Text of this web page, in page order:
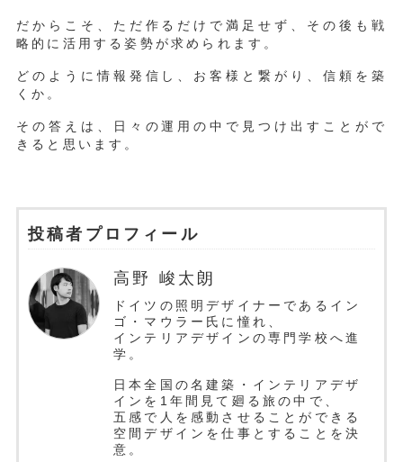
だからこそ、ただ作るだけで満足せず、その後も戦
略的に活用する姿勢が求められます。
どのように情報発信し、お客様と繋がり、信頼を築
くか。
その答えは、日々の運用の中で見つけ出すことがで
きると思います。
投稿者プロフィール
高野 峻太朗
ドイツの照明デザイナーであるイン
ゴ・マウラー氏に憧れ、
インテリアデザインの専門学校へ進
学。
日本全国の名建築・インテリアデザ
インを1年間見て廻る旅の中で、
五感で人を感動させることができる
空間デザインを仕事とすることを決
意。